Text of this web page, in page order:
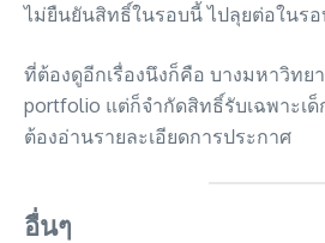
ไม่ยืนยันสิทธิ์ในรอบนี้ ไปลุยต่อในรอ
ที่ต้องดูอีกเรื่องนึงก็คือ บางมหาวิทย
portfolio แต่ก็จำกัดสิทธิ์รับเฉพาะเ
ต้องอ่านรายละเอียดการประกาศ
อื่นๆ